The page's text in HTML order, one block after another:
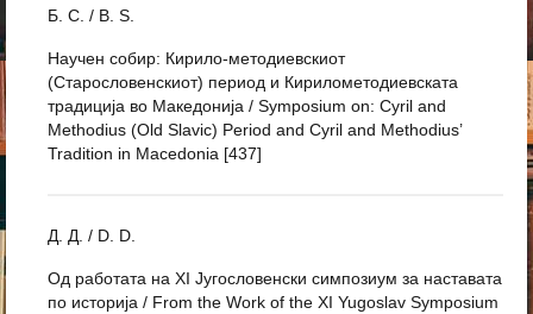
Б. С. / B. S.
Научен собир: Кирило-методиевскиот
(Старословенскиот) период и Кирилометодиевската
традиција во Македонија / Symposium on: Cyril and
Methodius (Old Slavic) Period and Cyril and Methodius’
Tradition in Macedonia [437]
Д. Д. / D. D.
Од работата на XI Југословенски симпозиум за наставата
по историја / From the Work of the XI Yugoslav Symposium